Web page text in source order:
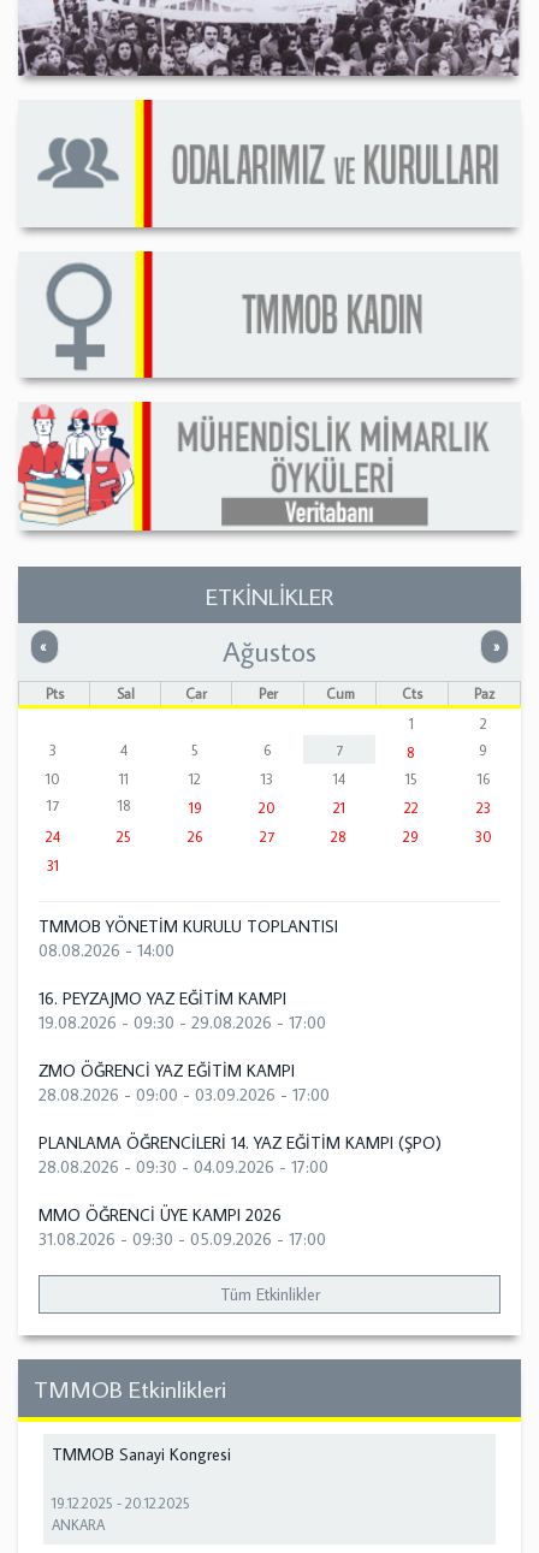
ETKİNLİKLER
« Önceki »
Ağustos
Pts Sal Çar Per Cum Cts
Paz
1
2
3
4 5 6 7 8
9
10
11 12 13 14 15
16
17
18 19 20 21 22
23
24
25 26 27 28 29
30
31
TMMOB YÖNETİM KURULU TOPLANTISI
08.08.2026 - 14:00
16. PEYZAJMO YAZ EĞİTİM KAMPI
19.08.2026 - 09:30 - 29.08.2026 - 17:00
ZMO ÖĞRENCİ YAZ EĞİTİM KAMPI
28.08.2026 - 09:00 - 03.09.2026 - 17:00
PLANLAMA ÖĞRENCİLERİ 14. YAZ EĞİTİM KAMPI (ŞPO)
28.08.2026 - 09:30 - 04.09.2026 - 17:00
MMO ÖĞRENCİ ÜYE KAMPI 2026
31.08.2026 - 09:30 - 05.09.2026 - 17:00
Tüm Etkinlikler
TMMOB Etkinlikleri
TMMOB Sanayi Kongresi
19.12.2025 -20.12.2025
ANKARA